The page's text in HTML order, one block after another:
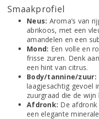
Smaakprofiel
Neus: Aroma’s van
abrikoos, met een
amandelen en een
Mond: Een volle en
frisse zuren. Denk
een hint van citrus.
Body/tannine/zuur:
laagjesachtig gevoel
zuurgraad die de wijn
Afdronk: De afdronk
een elegante